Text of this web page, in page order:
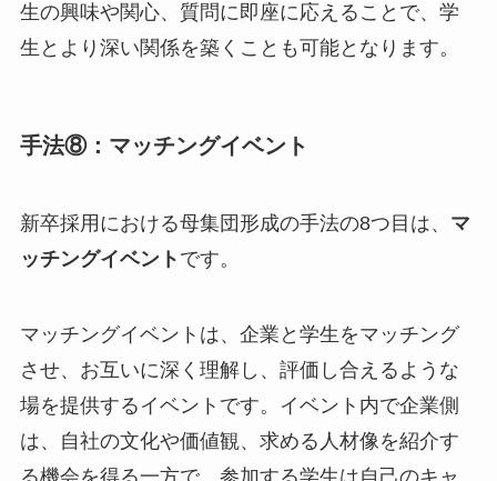
生の興味や関心、質問に即座に応えることで、学
生とより深い関係を築くことも可能となります。
手法⑧：マッチングイベント
新卒採用における母集団形成の手法の8つ目は、 マ
ッチングイベント です。
マッチングイベントは、企業と学生をマッチング
させ、お互いに深く理解し、評価し合えるような
場を提供するイベントです。イベント内で企業側
は、自社の文化や価値観、求める人材像を紹介す
る機会を得る一方で、参加する学生は自己のキャ